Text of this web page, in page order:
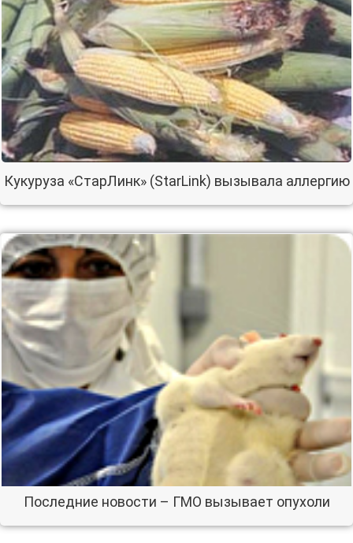
Кукуруза «СтарЛинк» (StarLink) вызывала аллергию
Последние новости – ГМО вызывает опухоли